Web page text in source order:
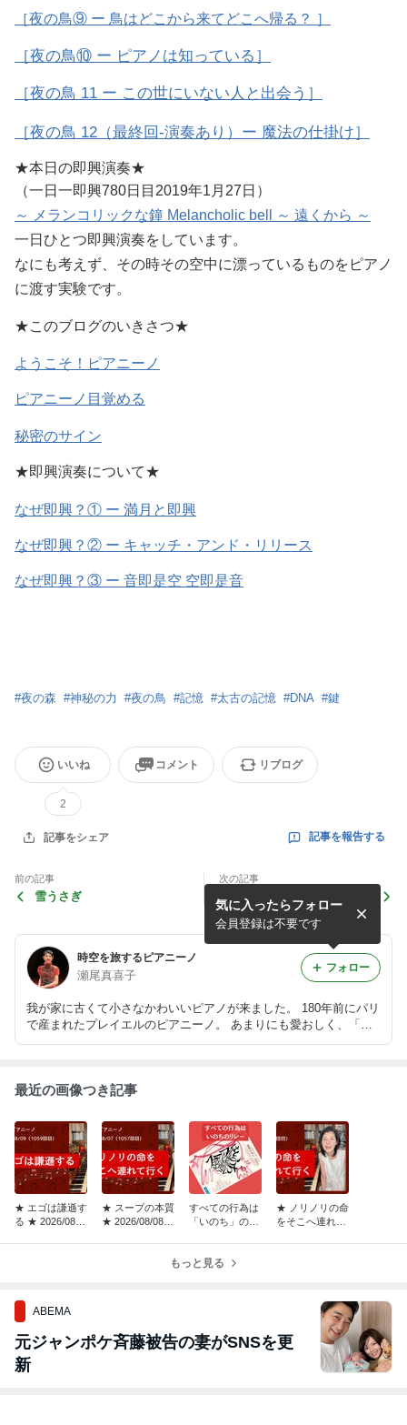
［夜の鳥⑨ ー 鳥はどこから来てどこへ帰る？ ］
［夜の鳥⑩ ー ピアノは知っている］
［夜の鳥 11 ー この世にいない人と出会う］
［夜の鳥 12（最終回-演奏あり）ー 魔法の仕掛け］
★本日の即興演奏★
（一日一即興780日目2019年1月27日）
～ メランコリックな鐘 Melancholic bell ～ 遠くから ～
一日ひとつ即興演奏をしています。
なにも考えず、 その時その空中に漂っているものをピアノ
に渡す実験です。
★このブログのいきさつ★
ようこそ！ピアニーノ
ピアニーノ目覚める
秘密のサイン
★即興演奏について★
なぜ即興？① ー 満月と即興
なぜ即興？② ー キャッチ・アンド・リリース
なぜ即興？③ ー 音即是空 空即是音
#夜の森 #神秘の力 #夜の鳥 #記憶 #太古の記憶 #DNA #鍵
いいね
2
コメント リブログ
記事をシェア 記事を報告する
前の記事
雪うさぎ
次の記事
夜の鳥⑤ ー夜の森
時空を旅するピアニーノ
瀬尾真喜子
我が家に古くて小さなかわいいピアノが来ました。 180年前にパリ
で産まれたプレイエルのピアニーノ。 あまりにも愛おしく、「時
気に入ったらフォロー
会員登録は不要です
フォロー
最近の画像つき記事
★ エゴは謙遜す
る ★ 2026/08/0
★ スープの本質
★ 2026/08/08
すべての行為は
「いのち」のリ
★ ノリノリの命
をそこへ連れて
もっと見る
ABEMA
元ジャンポケ斉藤被告の妻がSNSを更
新